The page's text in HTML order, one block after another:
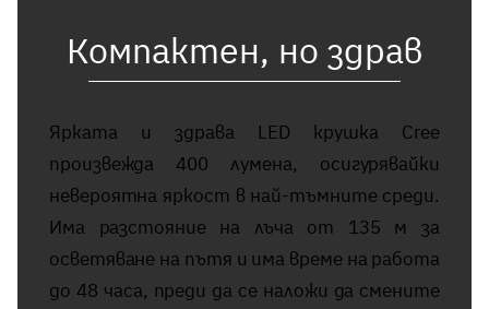
Компактен, но здрав
Ярката и здрава LED крушка Cree
произвежда 400 лумена, осигурявайки
невероятна яркост в най-тъмните среди.
Има разстояние на лъча от 135 м за
осветяване на пътя и има време на работа
до 48 часа, преди да се наложи да смените